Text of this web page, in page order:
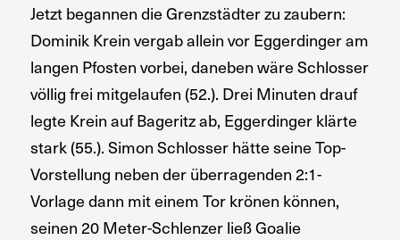
Jetzt begannen die Grenzstädter zu zaubern:
Dominik Krein vergab allein vor Eggerdinger am
langen Pfosten vorbei, daneben wäre Schlosser
völlig frei mitgelaufen (52.). Drei Minuten drauf
legte Krein auf Bageritz ab, Eggerdinger klärte
stark (55.). Simon Schlosser hätte seine Top-
Vorstellung neben der überragenden 2:1-
Vorlage dann mit einem Tor krönen können,
seinen 20 Meter-Schlenzer ließ Goalie